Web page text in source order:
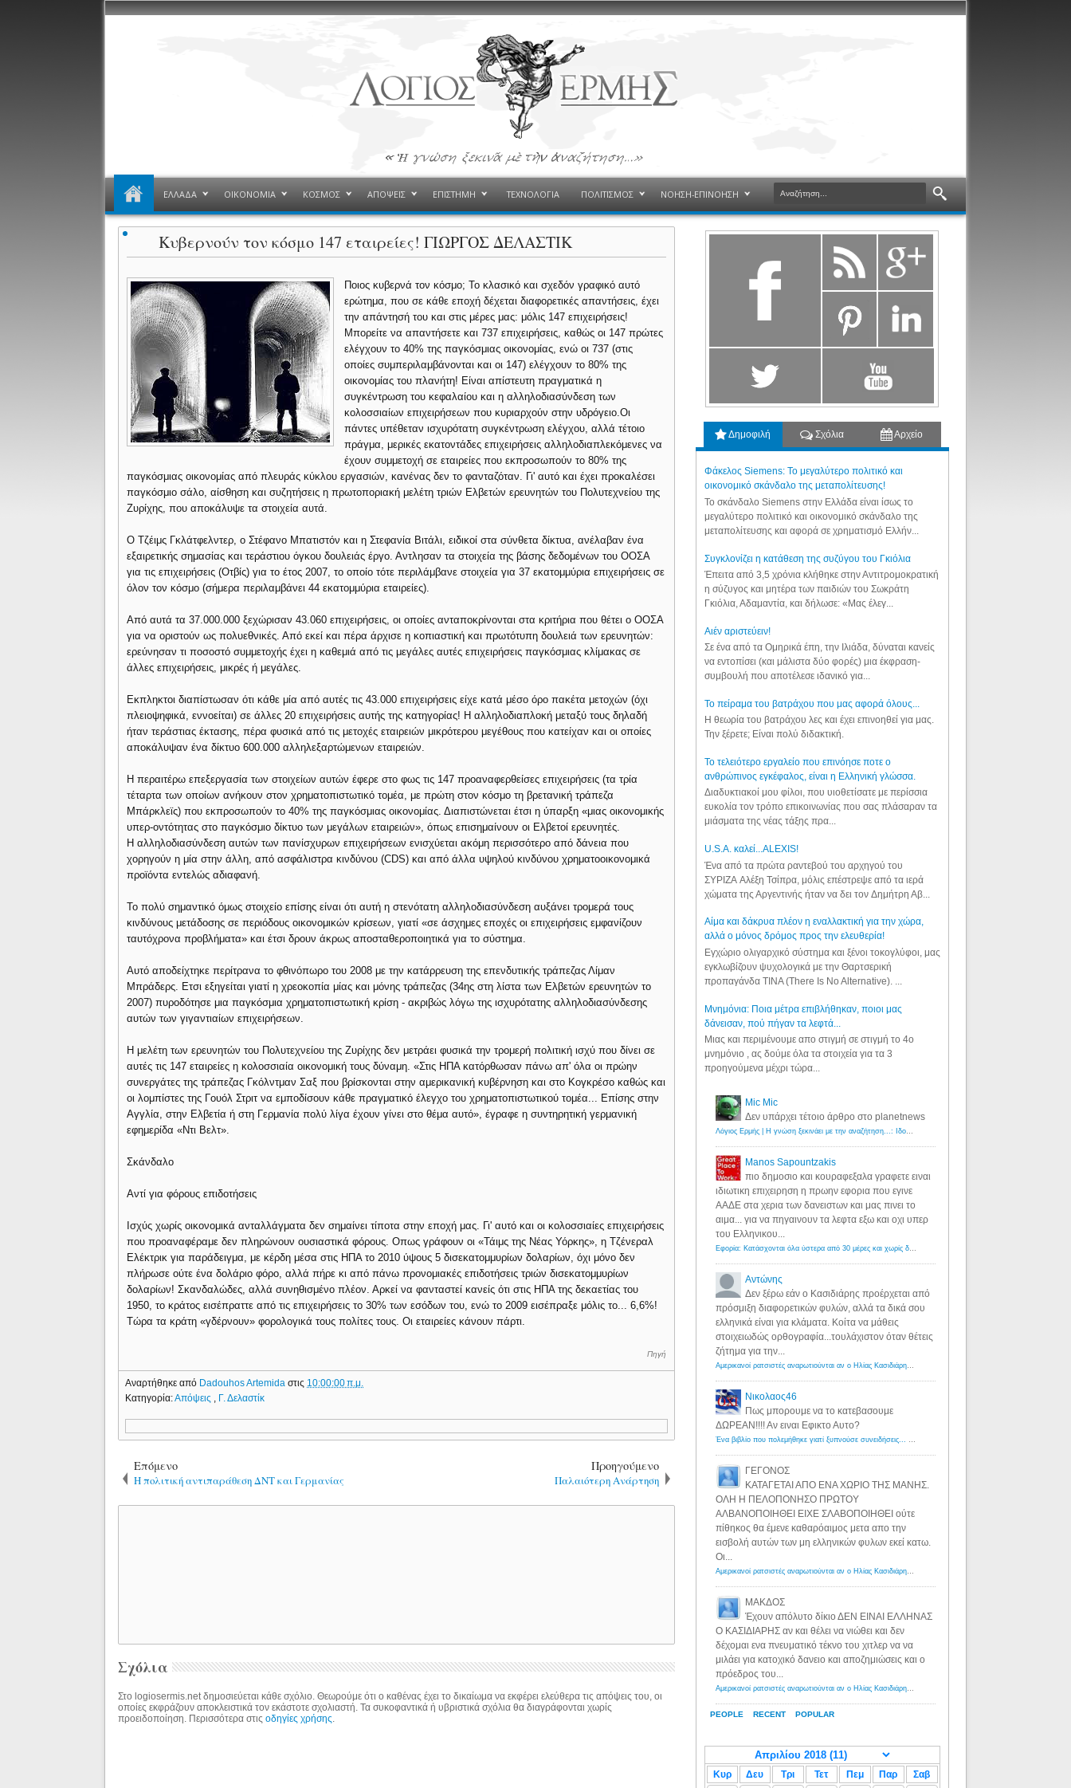
ΕΛΛΑΔΑ ΟΙΚΟΝΟΜΙΑ ΚΟΣΜΟΣ ΑΠΟΨΕΙΣ ΕΠΙΣΤΗΜΗ ΤΕΧΝΟΛΟΓΙΑ ΠΟΛΙΤΙΣΜΟΣ ΝΟΗΣΗ-ΕΠΙΝΟΗΣΗ
Κυβερνούν τον κόσμο 147 εταιρείες! ΓΙΩΡΓΟΣ ΔΕΛΑΣΤΙΚ
Ποιος κυβερνά τον κόσμο; Το κλασικό και σχεδόν γραφικό αυτό
ερώτημα, που σε κάθε εποχή δέχεται διαφορετικές απαντήσεις, έχει
την απάντησή του και στις μέρες μας: μόλις 147 επιχειρήσεις!
Μπορείτε να απαντήσετε και 737 επιχειρήσεις, καθώς οι 147 πρώτες
ελέγχουν το 40% της παγκόσμιας οικονομίας, ενώ οι 737 (στις
οποίες συμπεριλαμβάνονται και οι 147) ελέγχουν το 80% της
οικονομίας του πλανήτη! Είναι απίστευτη πραγματικά η
συγκέντρωση του κεφαλαίου και η αλληλοδιασύνδεση των
κολοσσιαίων επιχειρήσεων που κυριαρχούν στην υδρόγειο.Οι
πάντες υπέθεταν ισχυρότατη συγκέντρωση ελέγχου, αλλά τέτοιο
πράγμα, μερικές εκατοντάδες επιχειρήσεις αλληλοδιαπλεκόμενες να
έχουν συμμετοχή σε εταιρείες που εκπροσωπούν το 80% της
παγκόσμιας οικονομίας από πλευράς κύκλου εργασιών, κανένας δεν το φανταζόταν. Γι' αυτό και έχει προκαλέσει
παγκόσμιο σάλο, αίσθηση και συζητήσεις η πρωτοποριακή μελέτη τριών Ελβετών ερευνητών του Πολυτεχνείου της
Ζυρίχης, που αποκάλυψε τα στοιχεία αυτά.
Ο Τζέιμς Γκλάτφελντερ, ο Στέφανο Μπατιστόν και η Στεφανία Βιτάλι, ειδικοί στα σύνθετα δίκτυα, ανέλαβαν ένα
εξαιρετικής σημασίας και τεράστιου όγκου δουλειάς έργο. Αντλησαν τα στοιχεία της βάσης δεδομένων του ΟΟΣΑ
για τις επιχειρήσεις (Οτβίς) για το έτος 2007, το οποίο τότε περιλάμβανε στοιχεία για 37 εκατομμύρια επιχειρήσεις σε
όλον τον κόσμο (σήμερα περιλαμβάνει 44 εκατομμύρια εταιρείες).
Από αυτά τα 37.000.000 ξεχώρισαν 43.060 επιχειρήσεις, οι οποίες ανταποκρίνονται στα κριτήρια που θέτει ο ΟΟΣΑ
για να οριστούν ως πολυεθνικές. Από εκεί και πέρα άρχισε η κοπιαστική και πρωτότυπη δουλειά των ερευνητών:
ερεύνησαν τι ποσοστό συμμετοχής έχει η καθεμιά από τις μεγάλες αυτές επιχειρήσεις παγκόσμιας κλίμακας σε
άλλες επιχειρήσεις, μικρές ή μεγάλες.
Εκπληκτοι διαπίστωσαν ότι κάθε μία από αυτές τις 43.000 επιχειρήσεις είχε κατά μέσο όρο πακέτα μετοχών (όχι
πλειοψηφικά, εννοείται) σε άλλες 20 επιχειρήσεις αυτής της κατηγορίας! Η αλληλοδιαπλοκή μεταξύ τους δηλαδή
ήταν τεράστιας έκτασης, πέρα φυσικά από τις μετοχές εταιρειών μικρότερου μεγέθους που κατείχαν και οι οποίες
αποκάλυψαν ένα δίκτυο 600.000 αλληλεξαρτώμενων εταιρειών.
Η περαιτέρω επεξεργασία των στοιχείων αυτών έφερε στο φως τις 147 προαναφερθείσες επιχειρήσεις (τα τρία
τέταρτα των οποίων ανήκουν στον χρηματοπιστωτικό τομέα, με πρώτη στον κόσμο τη βρετανική τράπεζα
Μπάρκλεϊς) που εκπροσωπούν το 40% της παγκόσμιας οικονομίας. Διαπιστώνεται έτσι η ύπαρξη «μιας οικονομικής
υπερ-οντότητας στο παγκόσμιο δίκτυο των μεγάλων εταιρειών», όπως επισημαίνουν οι Ελβετοί ερευνητές.
Η αλληλοδιασύνδεση αυτών των πανίσχυρων επιχειρήσεων ενισχύεται ακόμη περισσότερο από δάνεια που
χορηγούν η μία στην άλλη, από ασφάλιστρα κινδύνου (CDS) και από άλλα υψηλού κινδύνου χρηματοοικονομικά
προϊόντα εντελώς αδιαφανή.
Το πολύ σημαντικό όμως στοιχείο επίσης είναι ότι αυτή η στενότατη αλληλοδιασύνδεση αυξάνει τρομερά τους
κινδύνους μετάδοσης σε περιόδους οικονομικών κρίσεων, γιατί «σε άσχημες εποχές οι επιχειρήσεις εμφανίζουν
ταυτόχρονα προβλήματα» και έτσι δρουν άκρως αποσταθεροποιητικά για το σύστημα.
Αυτό αποδείχτηκε περίτρανα το φθινόπωρο του 2008 με την κατάρρευση της επενδυτικής τράπεζας Λίμαν
Μπράδερς. Ετσι εξηγείται γιατί η χρεοκοπία μίας και μόνης τράπεζας (34ης στη λίστα των Ελβετών ερευνητών το
2007) πυροδότησε μια παγκόσμια χρηματοπιστωτική κρίση - ακριβώς λόγω της ισχυρότατης αλληλοδιασύνδεσης
αυτών των γιγαντιαίων επιχειρήσεων.
Η μελέτη των ερευνητών του Πολυτεχνείου της Ζυρίχης δεν μετράει φυσικά την τρομερή πολιτική ισχύ που δίνει σε
αυτές τις 147 εταιρείες η κολοσσιαία οικονομική τους δύναμη. «Στις ΗΠΑ κατόρθωσαν πάνω απ' όλα οι πρώην
συνεργάτες της τράπεζας Γκόλντμαν Σαξ που βρίσκονται στην αμερικανική κυβέρνηση και στο Κογκρέσο καθώς και
οι λομπίστες της Γουόλ Στριτ να εμποδίσουν κάθε πραγματικό έλεγχο του χρηματοπιστωτικού τομέα... Επίσης στην
Αγγλία, στην Ελβετία ή στη Γερμανία πολύ λίγα έχουν γίνει στο θέμα αυτό», έγραφε η συντηρητική γερμανική
εφημερίδα «Ντι Βελτ».
Σκάνδαλο
Αντί για φόρους επιδοτήσεις
Ισχύς χωρίς οικονομικά ανταλλάγματα δεν σημαίνει τίποτα στην εποχή μας. Γι' αυτό και οι κολοσσιαίες επιχειρήσεις
που προαναφέραμε δεν πληρώνουν ουσιαστικά φόρους. Οπως γράφουν οι «Τάιμς της Νέας Υόρκης», η Τζένεραλ
Ελέκτρικ για παράδειγμα, με κέρδη μέσα στις ΗΠΑ το 2010 ύψους 5 δισεκατομμυρίων δολαρίων, όχι μόνο δεν
πλήρωσε ούτε ένα δολάριο φόρο, αλλά πήρε κι από πάνω προνομιακές επιδοτήσεις τριών δισεκατομμυρίων
δολαρίων! Σκανδαλώδες, αλλά συνηθισμένο πλέον. Αρκεί να φανταστεί κανείς ότι στις ΗΠΑ της δεκαετίας του
1950, το κράτος εισέπραττε από τις επιχειρήσεις το 30% των εσόδων του, ενώ το 2009 εισέπραξε μόλις το... 6,6%!
Τώρα τα κράτη «γδέρνουν» φορολογικά τους πολίτες τους. Οι εταιρείες κάνουν πάρτι.
Πηγή
Αναρτήθηκε από Dadouhos Artemidaστις 10:00:00 π.μ.
Κατηγορία:Απόψεις Γ. Δελαστίκ
Επόμενο
Η πολιτική αντιπαράθεση ΔΝΤ και Γερμανίας
Προηγούμενο
Παλαιότερη Ανάρτηση
Σχόλια
Στο logiosermis.net δημοσιεύεται κάθε σχόλιο. Θεωρούμε ότι ο καθένας έχει το δικαίωμα να εκφέρει ελεύθερα τις απόψεις του, οι
οποίες εκφράζουν αποκλειστικά τον εκάστοτε σχολιαστή. Τα συκοφαντικά ή υβριστικά σχόλια θα διαγράφονται χωρίς
προειδοποίηση. Περισσότερα στιςοδηγίες χρήσης
Δημοφιλή Σχόλια Αρχείο
Φάκελος Siemens: Το μεγαλύτερο πολιτικό και
οικονομικό σκάνδαλο της μεταπολίτευσης!
Το σκάνδαλο Siemens στην Ελλάδα είναι ίσως το
μεγαλύτερο πολιτικό και οικονομικό σκάνδαλο της
μεταπολίτευσης και αφορά σε χρηματισμό Ελλήν...
Συγκλονίζει η κατάθεση της συζύγου του Γκιόλια
Έπειτα από 3,5 χρόνια κλήθηκε στην Αντιτρομοκρατική
η σύζυγος και μητέρα των παιδιών του Σωκράτη
Γκιόλια, Αδαμαντία, και δήλωσε: «Μας έλεγ...
Aιέν αριστεύειν!
Σε ένα από τα Ομηρικά έπη, την Ιλιάδα, δύναται κανείς
να εντοπίσει (και μάλιστα δύο φορές) μια έκφραση-
συμβουλή που αποτέλεσε ιδανικό για...
Το πείραμα του βατράχου που μας αφορά όλους...
Η θεωρία του βατράχου λες και έχει επινοηθεί για μας.
Την ξέρετε; Είναι πολύ διδακτική.
Το τελειότερο εργαλείο που επινόησε ποτε ο
ανθρώπινος εγκέφαλος, είναι η Ελληνική γλώσσα.
Διαδυκτιακοί μου φίλοι, που υιοθετίσατε με περίσσια
ευκολία τον τρόπο επικοινωνίας που σας πλάσαραν τα
μιάσματα της νέας τάξης πρα...
U.S.A. καλεί...ALEXIS!
Ένα από τα πρώτα ραντεβού του αρχηγού του
ΣΥΡΙΖΑ Αλέξη Τσίπρα, μόλις επέστρεψε από τα ιερά
χώματα της Αργεντινής ήταν να δει τον Δημήτρη Αβ...
Αίμα και δάκρυα πλέον η εναλλακτική για την χώρα,
αλλά ο μόνος δρόμος προς την ελευθερία!
Εγχώριο ολιγαρχικό σύστημα και ξένοι τοκογλύφοι, μας
εγκλωβίζουν ψυχολογικά με την Θαρτσερική
προπαγάνδα TINA (There Is No Alternative). ...
Μνημόνια: Ποια μέτρα επιβλήθηκαν, ποιοι μας
δάνεισαν, πού πήγαν τα λεφτά...
Μιας και περιμένουμε απο στιγμή σε στιγμή το 4ο
μνημόνιο , ας δούμε όλα τα στοιχεία για τα 3
προηγούμενα μέχρι τώρα...
PEOPLE RECENT POPULAR
Mic Mic
Δεν υπάρχει τέτοιο άρθρο στο planetnews
Λόγιος Ερμής | Η γνώση ξεκινάει με την αναζήτηση...: Ιδού οι 18 που χρωστούν 11 δις ευρώ!
Manos Sapountzakis
πιο δημοσιο και κουραφεξαλα γραφετε ειναι
ιδιωτικη επιχειρηση η πρωην εφορια που εγινε
ΑΑΔΕ στα χερια των δανειστων και μας πινει το
αιμα... για να πηγαινουν τα λεφτα εξω και οχι υπερ
του Ελληνικου...
Εφορία: Κατάσχονται όλα ύστερα από 30 μέρες και χωρίς δικαστικές αποφάσεις - Λόγιος Ερμής
Αντώνης
Δεν ξέρω εάν ο Κασιδιάρης προέρχεται από
πρόσμιξη διαφορετικών φυλών, αλλά τα δικά σου
ελληνικά είναι για κλάματα. Κοίτα να μάθεις
στοιχειωδώς ορθογραφία...τουλάχιστον όταν θέτεις
ζήτημα για την...
Αμερικανοί ρατσιστές αναρωτιούνται αν ο Ηλίας Κασιδιάρης ανήκει στη λευκή φυλή... - Λόγιος Ερμής
Νικολαος46
Πως μπορουμε να το κατεβασουμε
ΔΩΡΕΑΝ!!!! Αν ειναι Εφικτο Αυτο?
Ένα βιβλίο που πολεμήθηκε γιατί ξυπνούσε συνειδήσεις... - Λόγιος Ερμής | Η γνώση ξεκινάει με την αναζήτηση...
ΓΕΓΟΝΟΣ
ΚΑΤΑΓΕΤΑΙ ΑΠΟ ΕΝΑ ΧΩΡΙΟ ΤΗΣ ΜΑΝΗΣ.
ΟΛΗ Η ΠΕΛΟΠΟΝΗΣΟ ΠΡΩΤΟΥ
ΑΛΒΑΝΟΠΟΙΗΘΕΙ ΕΙΧΕ ΣΛΑΒΟΠΟΙΗΘΕΙ ούτε
πίθηκος θα έμενε καθαρόαιμος μετα απο την
εισβολή αυτών των μη ελληνικών φυλων εκεί κατω.
Οι...
Αμερικανοί ρατσιστές αναρωτιούνται αν ο Ηλίας Κασιδιάρης ανήκει στη λευκή φυλή... - Λόγιος Ερμής
ΜΑΚΔΟΣ
Έχουν απόλυτο δίκιο ΔΕΝ ΕΙΝΑΙ ΕΛΛΗΝΑΣ
Ο ΚΑΣΙΔΙΑΡΗΣ αν και θέλει να νιώθει και δεν
δέχομαι ενα πνευματικό τέκνο του χιτλερ να να
μιλάει για κατοχικό δανειο και αποζημιώσεις και ο
πρόεδρος του...
Αμερικανοί ρατσιστές αναρωτιούνται αν ο Ηλίας Κασιδιάρης ανήκει στη λευκή φυλή... - Λόγιος Ερμής
Κυρ Δευ Τρι Τετ Πεμ Παρ Σαβ